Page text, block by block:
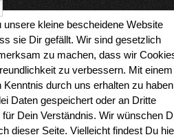
kleine bescheidene Website
sie Dir gefällt. Wir sind gesetzlich
zu machen, dass wir
zu verbessern. Mit einem
durch uns erhalten zu
Daten gespeichert oder an Dritte
Dein Verständnis. Wir wünschen
dieser Seite. Vielleicht findest Du